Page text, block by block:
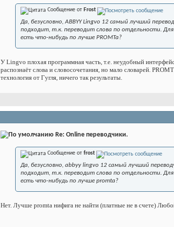
Сообщение от Frost
Да, безусловно, ABBYY Lingvo 12 самый лучший
подходит, т.к. переводит слова по отдельности.
есть что-нибудь по лучше PROMTa?
У Lingvo плохая программная часть, т.е. неудобный
распознаёт слова и словосочетания, но мало словарей.
технология от Гугля, ничего так результаты.
Re: Online переводчики.
Сообщение от frost
Да, безусловно, abbyy lingvo 12 самый лучший
подходит, т.к. переводит слова по отдельности.
есть что-нибудь по лучше promta?
Нет. Лучше promtа нифига не найти (платные не в счете)